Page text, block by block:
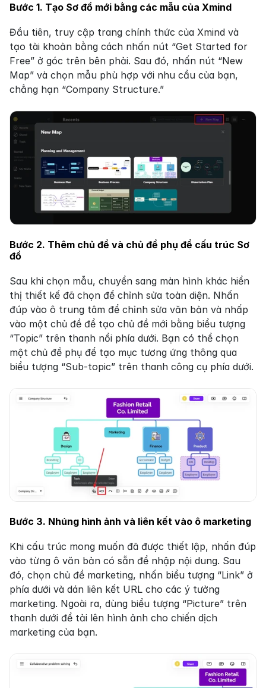
Bước 1. Tạo Sơ đồ mới bằng các mẫu của Xmind
Đầu tiên, truy cập trang chính thức của Xmind và
tạo tài khoản bằng cách nhấn nút “Get Started for
Free” ở góc trên bên phải. Sau đó, nhấn nút “New
Map” và chọn mẫu phù hợp với nhu cầu của bạn,
chẳng hạn “Company Structure.”
Bước 2. Thêm chủ đề và chủ đề phụ để cấu trúc Sơ
đồ
Sau khi chọn mẫu, chuyển sang màn hình khác hiển
thị thiết kế đã chọn để chỉnh sửa toàn diện. Nhấn
đúp vào ô trung tâm để chỉnh sửa văn bản và nhấp
vào một chủ đề để tạo chủ đề mới bằng biểu tượng
“Topic” trên thanh nổi phía dưới. Bạn có thể chọn
một chủ đề phụ để tạo mục tương ứng thông qua
biểu tượng “Sub-topic” trên thanh công cụ phía dưới.
Bước 3. Nhúng hình ảnh và liên kết vào ô marketing
Khi cấu trúc mong muốn đã được thiết lập, nhấn đúp
vào từng ô văn bản có sẵn để nhập nội dung. Sau
đó, chọn chủ đề marketing, nhấn biểu tượng “Link” ở
phía dưới và dán liên kết URL cho các ý tưởng
marketing. Ngoài ra, dùng biểu tượng “Picture” trên
thanh dưới để tải lên hình ảnh cho chiến dịch
marketing của bạn.